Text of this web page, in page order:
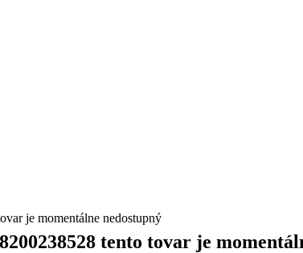
je momentálne nedostupný
tento tovar je